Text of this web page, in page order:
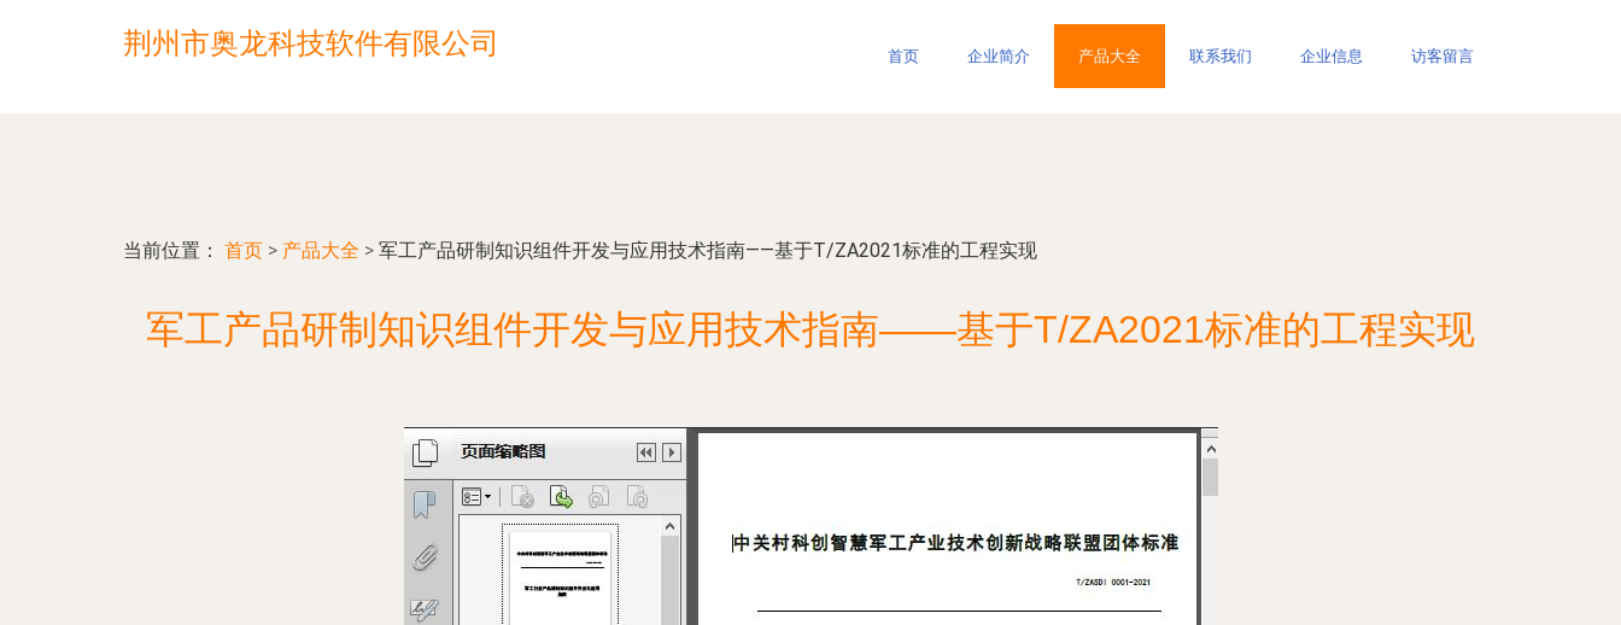
荆州市奥龙科技软件有限公司 首页 企业简介 产品大全 联系我们 企业信息 访客留言
当前位置： 首页 > 产品大全 > 军工产品研制知识组件开发与应用技术指南——基于T/ZA2021标准的工程实现
军工产品研制知识组件开发与应用技术指南——基于T/ZA2021标准的工程实现